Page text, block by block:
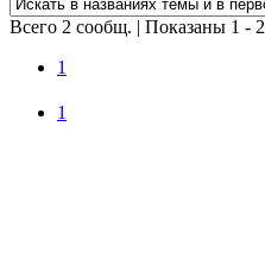
Всего 2 сообщ. | Показаны 1 - 2
1
1